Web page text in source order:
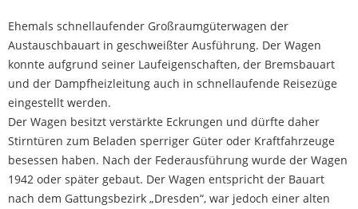
Ehemals schnellaufender Großraumgüterwagen der
Austauschbauart in geschweißter Ausführung. Der Wagen
konnte aufgrund seiner Laufeigenschaften, der Bremsbauart
und der Dampfheizleitung auch in schnellaufende Reisezüge
eingestellt werden.
Der Wagen besitzt verstärkte Eckrungen und dürfte daher
Stirntüren zum Beladen sperriger Güter oder Kraftfahrzeuge
besessen haben. Nach der Federausführung wurde der Wagen
1942 oder später gebaut. Der Wagen entspricht der Bauart
nach dem Gattungsbezirk „Dresden“, war jedoch einer alten